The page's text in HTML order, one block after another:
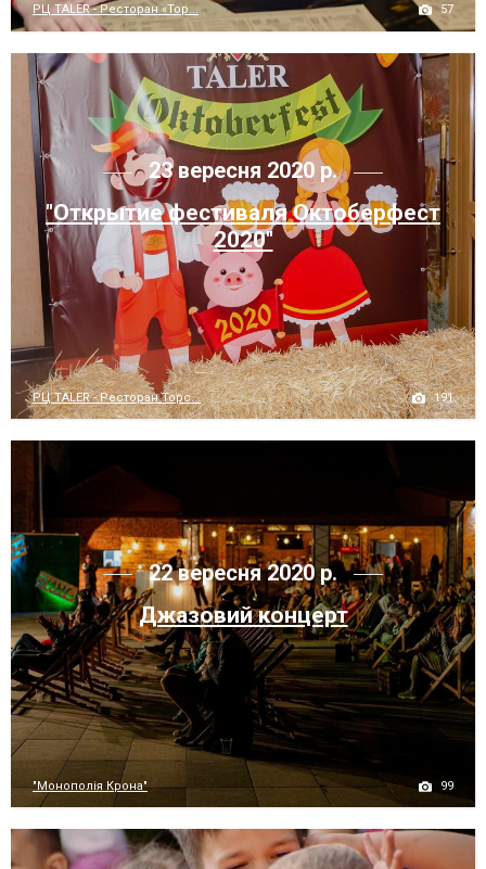
РЦ TALER - Ресторан «Тор... 57
23 вересня 2020 р.
"Открытие фестиваля Октоберфест
2020"
РЦ TALER - Ресторан Торс... 191
22 вересня 2020 р.
Джазовий концерт
"Монополія Крона" 99